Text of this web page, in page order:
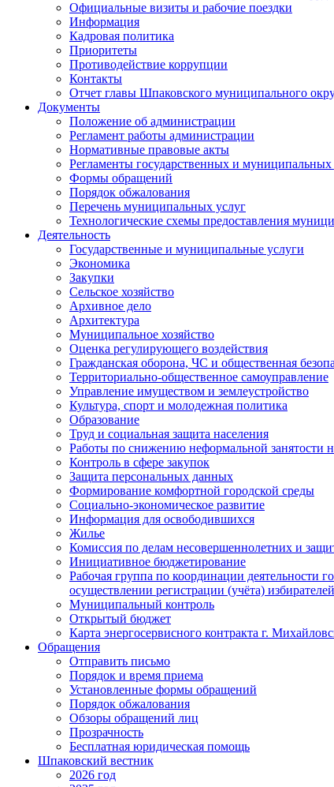
Официальные визиты и рабочие поездки
Информация
Кадровая политика
Приоритеты
Противодействие коррупции
Контакты
Отчет главы Шпаковского муниципального
Документы
Положение об администрации
Регламент работы администрации
Нормативные правовые акты
Регламенты государственных и муниципальных
Формы обращений
Порядок обжалования
Перечень муниципальных услуг
Технологические схемы предоставления
Деятельность
Государственные и муниципальные услуги
Экономика
Закупки
Сельское хозяйство
Архивное дело
Архитектура
Муниципальное хозяйство
Оценка регулирующего воздействия
Гражданская оборона, ЧС и общественная
Территориально-общественное самоуправление
Управление имуществом и землеустройство
Культура, спорт и молодежная политика
Образование
Труд и социальная защита населения
Работы по снижению неформальной занятости
Контроль в сфере закупок
Защита персональных данных
Формирование комфортной городской среды
Социально-экономическое развитие
Информация для освободившихся
Жилье
Комиссия по делам несовершеннолетних и
Инициативное бюджетирование
Рабочая группа по координации деятельности
осуществлении регистрации (учёта) избирателей
Муниципальный контроль
Открытый бюджет
Карта энергосервисного контракта г.
Обращения
Отправить письмо
Порядок и время приема
Установленные формы обращений
Порядок обжалования
Обзоры обращений лиц
Прозрачность
Бесплатная юридическая помощь
Шпаковский вестник
2026 год